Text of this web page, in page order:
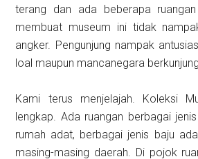
terang dan ada beberapa
membuat museum ini tidak
angker. Pengunjung nampak
loal maupun mancanegara
Kami terus menjelajah. Koleksi
lengkap. Ada ruangan berbagai
rumah adat, berbagai jenis baju
masing-masing daerah. Di pojok